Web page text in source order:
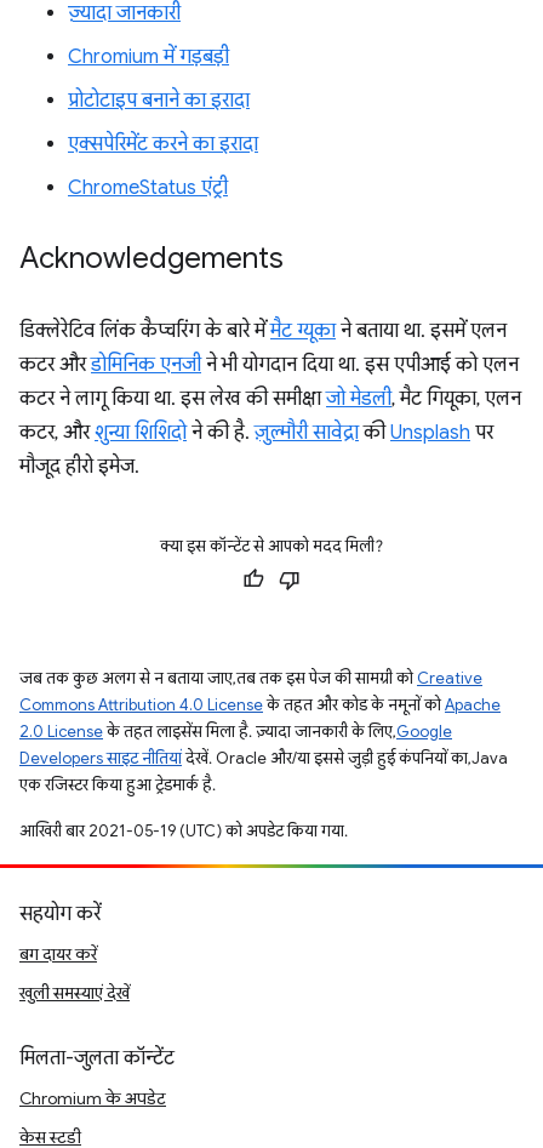
ज़्यादा जानकारी
Chromium में गड़बड़ी
प्रोटोटाइप बनाने का इरादा
एक्सपेरिमेंट करने का इरादा
ChromeStatus एंट्री
Acknowledgements
डिक्लेरेटिव लिंक कैप्चरिंग के बारे मेंमैट ग्यूकाने बताया था. इसमें एलन
कटर औरडोमिनिक एनजीने भी योगदान दिया था. इस एपीआई को एलन
कटर ने लागू किया था. इस लेख की समीक्षाजो मेडली, मैट गियूका, एलन
कटर, औरशुन्या शिशिदोने की है.ज़ुल्मौरी सावेद्राकीUnsplash पर
मौजूद हीरो इमेज.
क्या इस कॉन्टेंट से आपको मदद मिली?
जब तक कुछ अलग से न बताया जाए, तब तक इस पेज की सामग्री कोCreative
Commons Attribution 4.0 Licenseके तहत और कोड के नमूनों कोApache
2.0 Licenseके तहत लाइसेंस मिला है. ज़्यादा जानकारी के लिए,Google
Developers साइट नीतियांदेखें. Oracle और/या इससे जुड़ी हुई कंपनियों का, Java
एक रजिस्टर किया हुआ ट्रेडमार्क है.
आखिरी बार 2021-05-19 (UTC) को अपडेट किया गया.
सहयोग करें
बग दायर करें
खुली समस्याएं देखें
मिलता-जुलता कॉन्टेंट
Chromium के अपडेट
केस स्टडी